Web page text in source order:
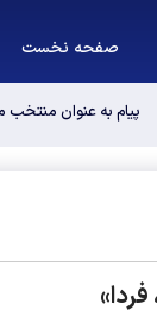
صفحه نخست
پیام به عنوان منتخب